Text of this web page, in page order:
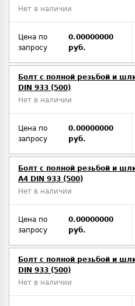
Нет в наличии
Цена по
запросу
0.00000000
руб.
Болт с полной резьбой и
DIN 933 (500)
Нет в наличии
Цена по
запросу
0.00000000
руб.
Болт с полной резьбой и
A4 DIN 933 (500)
Нет в наличии
Цена по
запросу
0.00000000
руб.
Болт с полной резьбой и
DIN 933 (500)
Нет в наличии